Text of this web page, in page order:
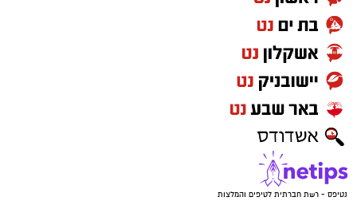
נטיפס - רשת חברתית לטיפים והמלצות